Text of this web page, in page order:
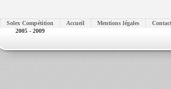
Solex Compétition
2005 - 2009
Accueil Mentions légales Contact